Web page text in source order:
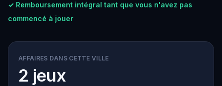
✓ Remboursement intégral tant que vous n'avez pas
commencé à jouer
AFFAIRES DANS CETTE VILLE
2 jeux